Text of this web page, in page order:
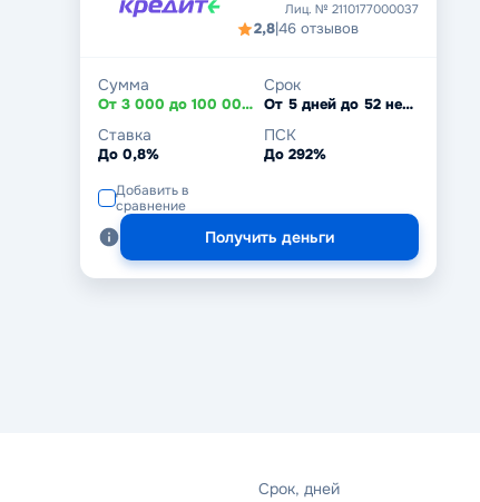
Лиц. № 2110177000037
2,8|46 отзывов
Сумма
От 3 000 до 100 000 ₽
Срок
От 5 дней до 52 недель
Ставка
До 0,8%
ПСК
До 292%
Добавить в
сравнение
Получить деньги
Срок, дней
Срок,